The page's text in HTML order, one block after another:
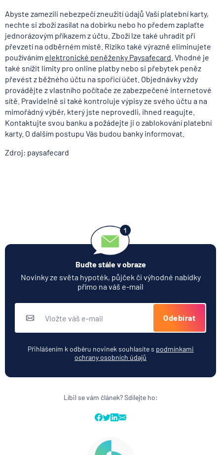
Abyste zamezili nebezpečí zneužití údajů Vaší platební karty,
nechte si zboží zasílat na dobírku nebo ho předem zaplaťte
jednorázovým příkazem z účtu. Zboží lze také uhradit při
převzetí na odběrném místě. Riziko také výrazně eliminujete
používáním elektronické peněženky Paysafecard . Vhodné je
také snížit limity pro online platby nebo si přebytek peněz
převést z běžného účtu na spořicí účet. Objednávky vždy
provádějte z vlastního počítače ze zabezpečené internetové
sítě. Pravidelně si také kontroluje výpisy ze svého účtu a na
mimořádný výběr, který jste neprovedli, ihned reagujte.
Kontaktujte svou banku a požádejte ji o zablokování platební
karty. O dalším postupu Vás budou banky informovat.
Zdroj: paysafecard
Buďte stále v obraze
Novinky ze světa hypoték, půjček či výhodné nabídky
přímo na váš e-mail
Odebírat
Přihlášením k odběru novinek souhlasíte s podmínkami
ochrany osobních údajů
Líbil se vám článek? Sdílejte ho: